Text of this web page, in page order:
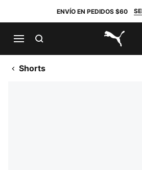
ENVÍO EN PEDIDOS $60
Shorts